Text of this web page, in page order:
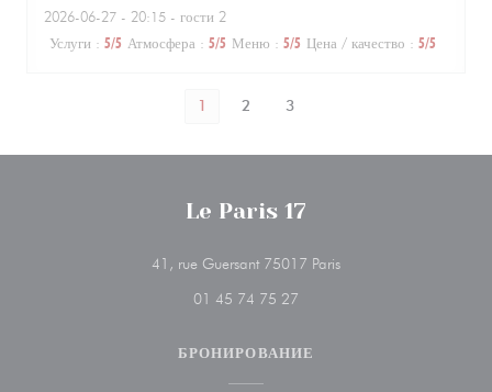
2026-06-27 - 20:15 - гости 2
Услуги : 5/5 Атмосфера : 5/5 Меню : 5/5 Цена / качество : 5/5
1 2 3
Le Paris 17
41, rue Guersant 75017 Paris((открывается в новом
01 45 74 75 27
БРОНИРОВАНИЕ